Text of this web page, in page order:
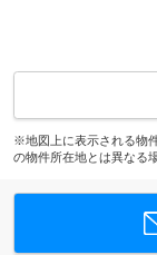
※地図上に表示される物
の物件所在地とは異なる